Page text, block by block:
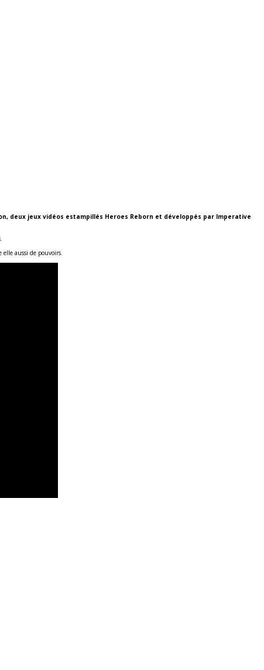
deux jeux vidéos estampillés Heroes Reborn et développés par Imperative
elle aussi de pouvoirs.